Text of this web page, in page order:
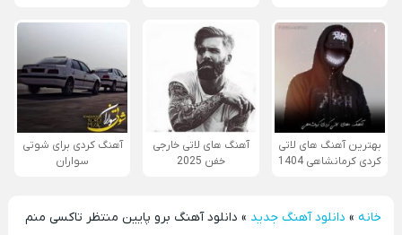
بهترین آهنگ های لاتی
کردی کرمانشاهی 1404
آهنگ های لاتی خارجی
خفن 2025
آهنگ کردی برای شوتی
سواران
خانه» دانلود آهنگ جدید » دانلود آهنگ برو پایین منتظر تاکسی منم